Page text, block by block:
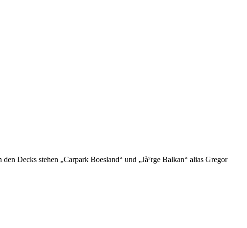
Decks stehen „Carpark Boesland“ und „Jà²rge Balkan“ alias Gregor